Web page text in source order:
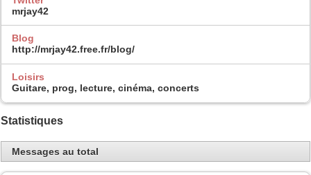
mrjay42
Blog
http://mrjay42.free.fr/blog/
Loisirs
Guitare, prog, lecture, cinéma, concerts
Statistiques
Messages au total